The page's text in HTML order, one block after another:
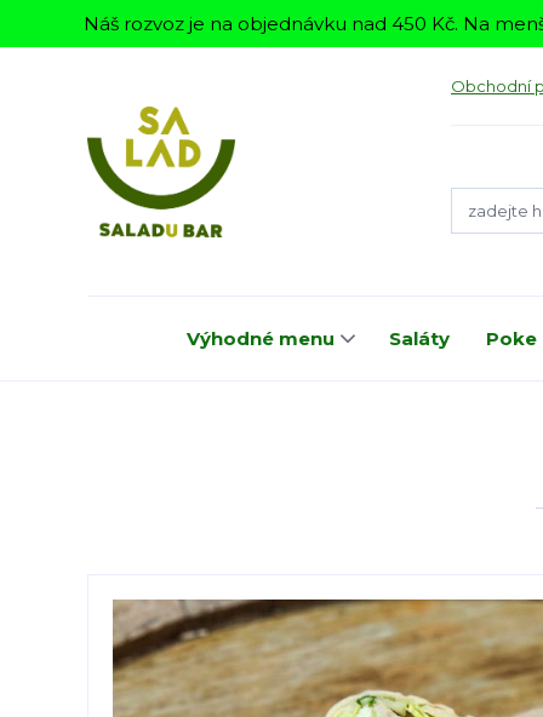
Náš rozvoz je na objednávku nad 450 Kč. Na
Obchodní
Výhodné menu Saláty Poke